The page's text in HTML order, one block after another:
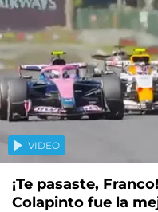
VIDEO
¡Te pasaste,
Colapinto fue la